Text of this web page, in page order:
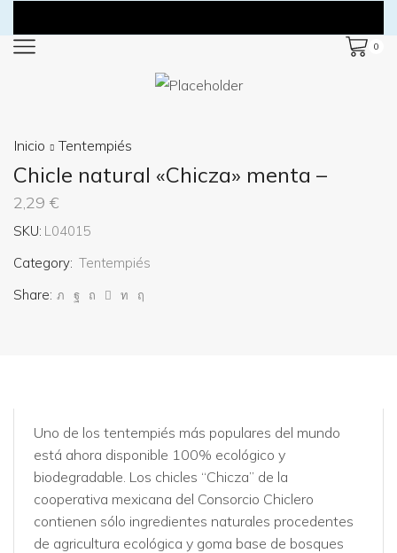
0
Inicio Tentempiés
Chicle natural «Chicza» menta –
2,29 €
SKU: L04015
Category: Tentempiés
Share:
Uno de los tentempiés más populares del mundo
está ahora disponible 100% ecológico y
biodegradable. Los chicles “Chicza” de la
cooperativa mexicana del Consorcio Chiclero
contienen sólo ingredientes naturales procedentes
de agricultura ecológica y goma base de bosques